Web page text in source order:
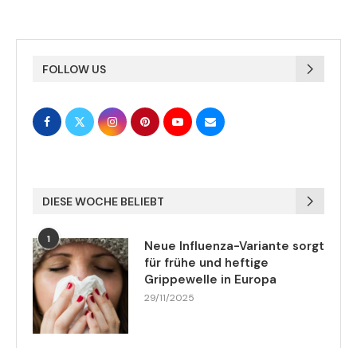
FOLLOW US
DIESE WOCHE BELIEBT
1
Neue Influenza-Variante sorgt
für frühe und heftige
Grippewelle in Europa
29/11/2025